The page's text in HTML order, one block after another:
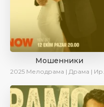
Мошенники
2025 Мелодрама | Драма | Ирина Котова | AlisaDirilis | Новинки | Сериалы 2025